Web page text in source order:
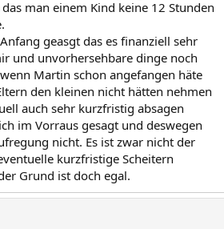
man einem Kind keine 12 Stunden
geasgt das es finanziell sehr
und unvorhersehbare dinge noch
Martin schon angefangen häte
den kleinen nicht hätten nehmen
auch sehr kurzfristig absagen
im Vorraus gesagt und deswegen
nicht. Es ist zwar nicht der
kurzfristige Scheitern
Grund ist doch egal.